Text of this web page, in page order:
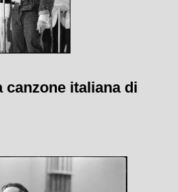
canzone italiana di